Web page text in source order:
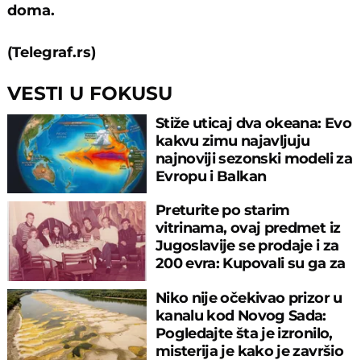
doma.
(Telegraf.rs)
VESTI U FOKUSU
Stiže uticaj dva okeana: Evo
kakvu zimu najavljuju
najnoviji sezonski modeli za
Evropu i Balkan
Preturite po starim
vitrinama, ovaj predmet iz
Jugoslavije se prodaje i za
200 evra: Kupovali su ga za
Niko nije očekivao prizor u
kanalu kod Novog Sada:
Pogledajte šta je izronilo,
misterija je kako je završio